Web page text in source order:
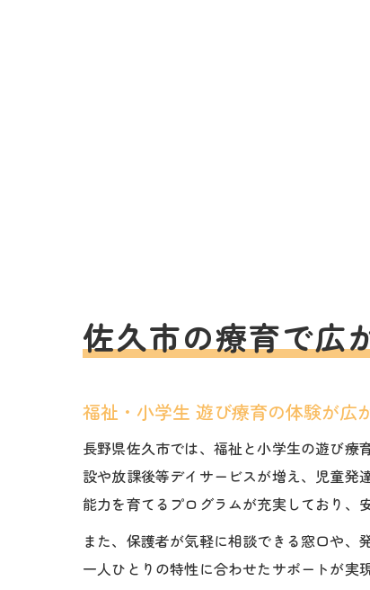
佐久市の療育で広
福祉・小学生 遊び療育の体験が広
長野県佐久市では、福祉と小学生の遊び療
設や放課後等デイサービスが増え、児童発
能力を育てるプログラムが充実しており、
また、保護者が気軽に相談できる窓口や
一人ひとりの特性に合わせたサポートが実